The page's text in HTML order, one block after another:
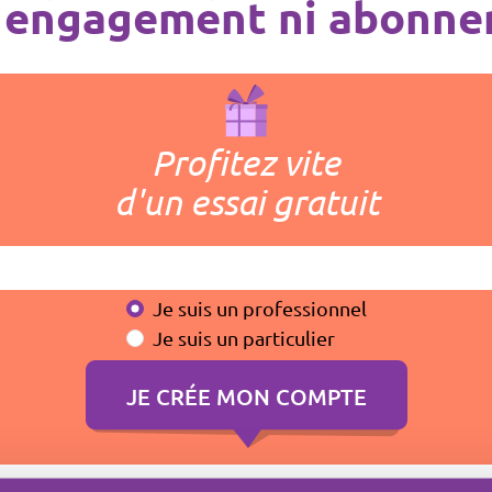
ni
Profitez vite
d'un essai gratuit
Je suis un professionnel
Je suis un particulier